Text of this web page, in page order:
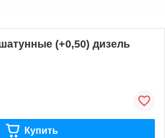
(+0,50) дизель
Купить